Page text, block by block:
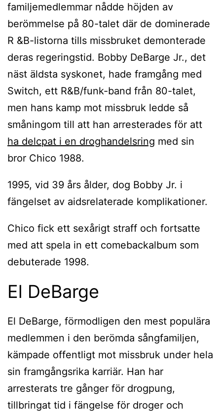
familjemedlemmar nådde höjden av
berömmelse på 80-talet där de dominerade
R &B-listorna tills missbruket demonterade
deras regeringstid. Bobby DeBarge Jr., det
näst äldsta syskonet, hade framgång med
Switch, ett R&B/funk-band från 80-talet,
men hans kamp mot missbruk ledde så
småningom till att han arresterades för att
ha delcpat i en droghandelsring med sin
bror Chico 1988.
1995, vid 39 års ålder, dog Bobby Jr. i
fängelset av aidsrelaterade komplikationer.
Chico fick ett sexårigt straff och fortsatte
med att spela in ett comebackalbum som
debuterade 1998.
El DeBarge
El DeBarge, förmodligen den mest populära
medlemmen i den berömda sångfamiljen,
kämpade offentligt mot missbruk under hela
sin framgångsrika karriär. Han har
arresterats tre gånger för drogpung,
tillbringat tid i fängelse för droger och